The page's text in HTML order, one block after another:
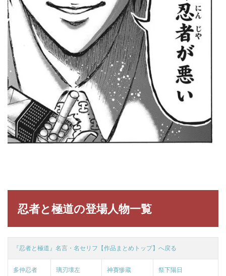
忍者と極道の登場人物一覧
『忍者と極道』名言・名セリフ【作品まとめトップ】へ戻る
多仲忍者 璃刃壊左 神賽惨蔵 祭下陽日